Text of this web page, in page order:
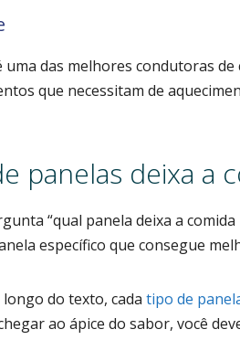
uma das melhores condutoras
que necessitam de
panelas deixa a
“qual panela deixa a
específico que consegue
do texto, cada tipo de
ao ápice do sabor, você